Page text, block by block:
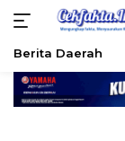
Langsung
Berita Daerah